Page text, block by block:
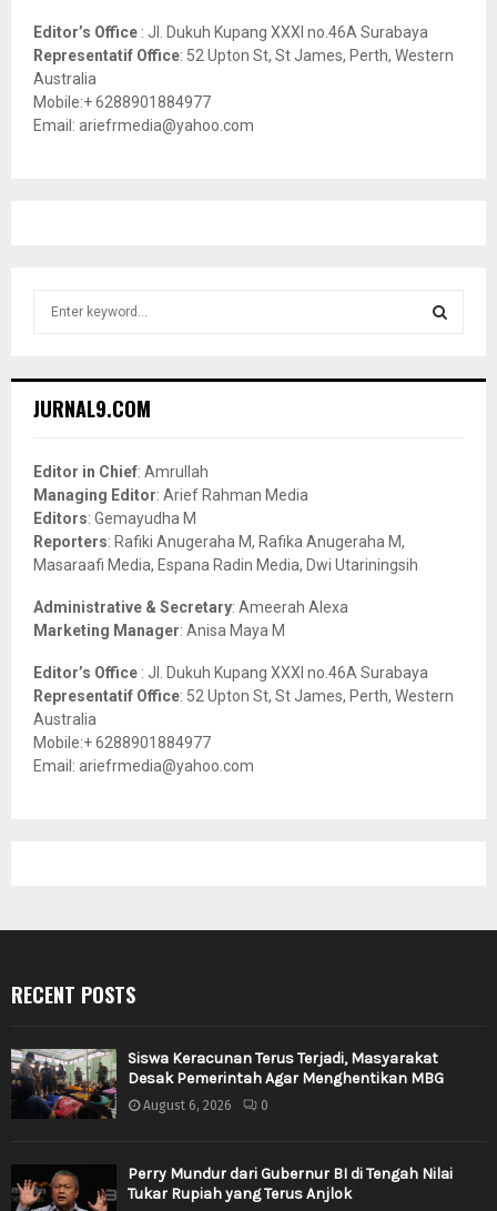
Editor’s Office : Jl. Dukuh Kupang XXXI no.46A Surabaya
Representatif Office: 52 Upton St, St James, Perth, Western
Australia
Mobile:+ 6288901884977
Email: ariefrmedia@yahoo.com
h
o
r
:
JURNAL9.COM
Editor in Chief: Amrullah
Managing Editor: Arief Rahman Media
Editors: Gemayudha M
Reporters: Rafiki Anugeraha M, Rafika Anugeraha M,
Masaraafi Media, Espana Radin Media, Dwi Utariningsih
Administrative & Secretary: Ameerah Alexa
Marketing Manager: Anisa Maya M
Editor’s Office : Jl. Dukuh Kupang XXXI no.46A Surabaya
Representatif Office: 52 Upton St, St James, Perth, Western
Australia
Mobile:+ 6288901884977
Email: ariefrmedia@yahoo.com
RECENT POSTS
Siswa Keracunan Terus Terjadi, Masyarakat
Desak Pemerintah Agar Menghentikan MBG
August 6, 2026 0
Perry Mundur dari Gubernur BI di Tengah Nilai
Tukar Rupiah yang Terus Anjlok